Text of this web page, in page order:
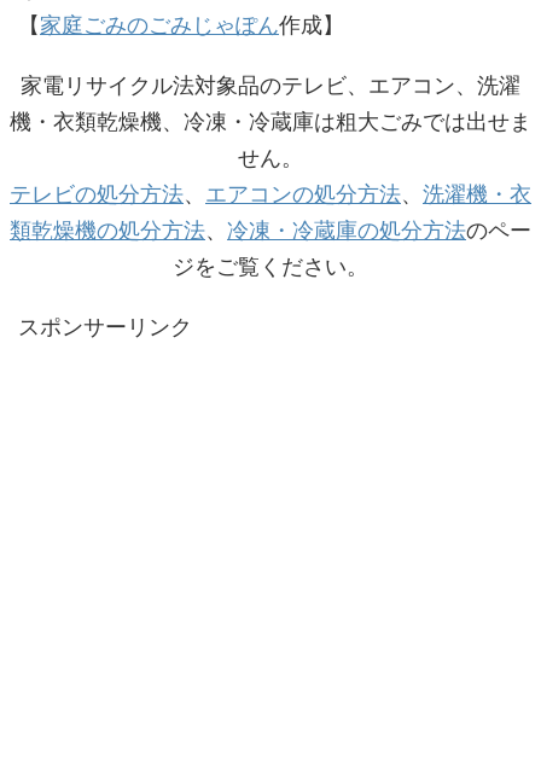
【家庭ごみのごみじゃぽん作成】
家電リサイクル法対象品のテレビ、エアコン、洗濯
機・衣類乾燥機、冷凍・冷蔵庫は粗大ごみでは出せま
せん。
テレビの処分方法、 エアコンの処分方法、 洗濯機・衣
類乾燥機の処分方法、 冷凍・冷蔵庫の処分方法のペー
ジをご覧ください。
スポンサーリンク